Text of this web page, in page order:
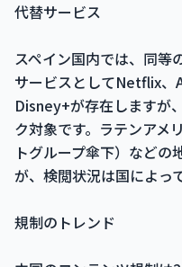
代替サービス
スペイン国内では、同等
サービスとしてNetflix、
Disney+が存在しますが
ク対象です。ラテンアメ
トグループ傘下）など
が、検閲状況は国によっ
規制のトレンド